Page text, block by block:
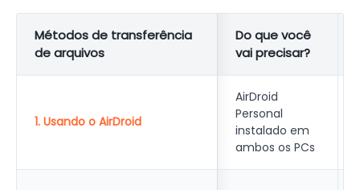
Métodos de transferência
de arquivos
Do que você
vai precisar?
1. Usando o AirDroid
AirDroid
Personal
instalado em
ambos os PCs